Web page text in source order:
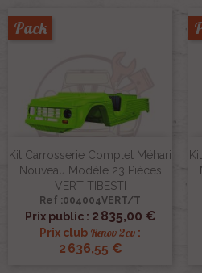
Kit Carrosserie Complet Méhari
Nouveau Modèle 23 Pièces
VERT TIBESTI
Ref :004004VERT/T
Prix public : 2 835,00 €
Prix club Renov 2cv :
2 636,55 €
Pack